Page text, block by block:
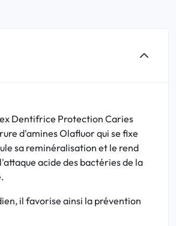
Dentifrice Protection Caries
d'amines Olafluor qui se fixe
sa reminéralisation et le rend
acide des bactéries de la
il favorise ainsi la prévention